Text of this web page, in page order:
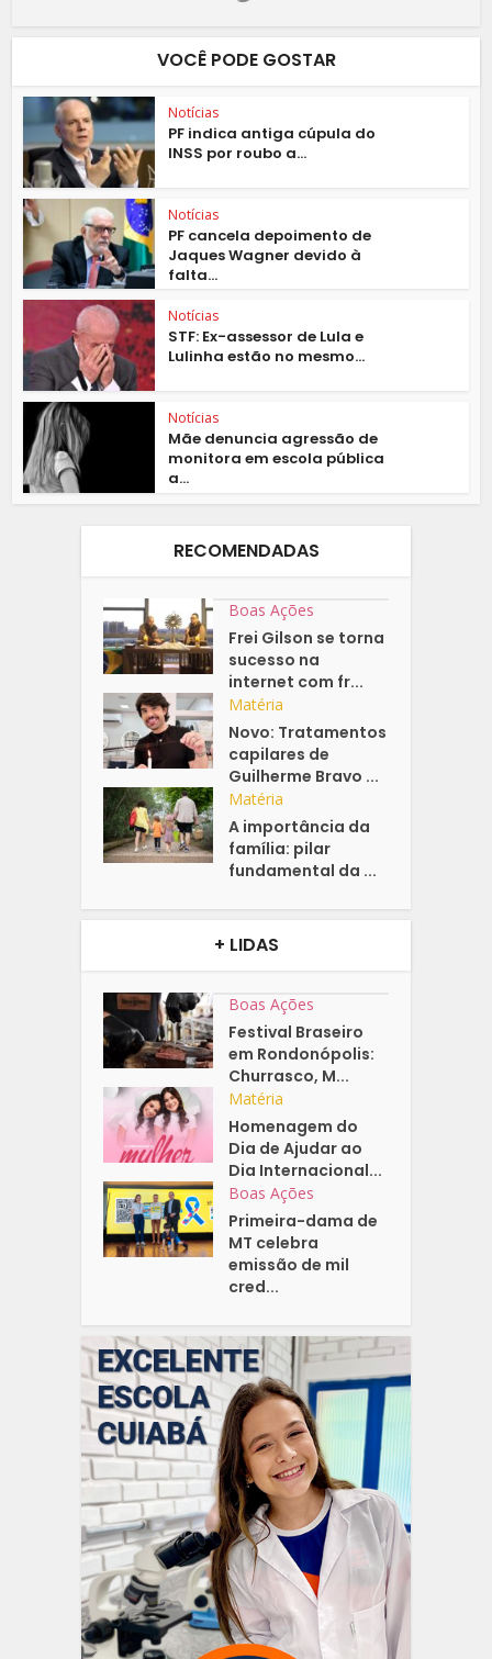
VOCÊ PODE GOSTAR
Notícias
PF indica antiga cúpula do
INSS por roubo a...
Notícias
PF cancela depoimento de
Jaques Wagner devido à
falta...
Notícias
STF: Ex-assessor de Lula e
Lulinha estão no mesmo...
Notícias
Mãe denuncia agressão de
monitora em escola pública
a...
RECOMENDADAS
Boas Ações
Frei Gilson se torna
sucesso na
internet com fr...
Matéria
Novo: Tratamentos
capilares de
Guilherme Bravo ...
Matéria
A importância da
família: pilar
fundamental da ...
+ LIDAS
Boas Ações
Festival Braseiro
em Rondonópolis:
Churrasco, M...
Matéria
Homenagem do
Dia de Ajudar ao
Dia Internacional...
Boas Ações
Primeira-dama de
MT celebra
emissão de mil
cred...